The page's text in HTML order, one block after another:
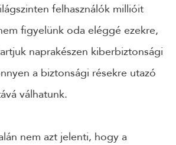
felhasználók millióit
figyelünk oda eléggé ezekre,
naprakészen kiberbiztonsági
a biztonsági résekre utazó
válhatunk.
nem azt jelenti, hogy a